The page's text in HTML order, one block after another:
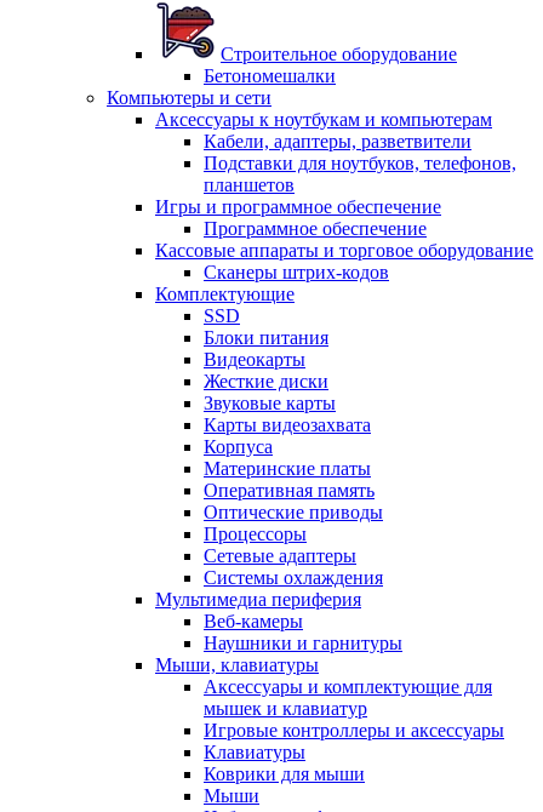
Строительное оборудование
Бетономешалки
Компьютеры и сети
Аксессуары к ноутбукам и компьютерам
Кабели, адаптеры, разветвители
Подставки для ноутбуков, телефонов,
планшетов
Игры и программное обеспечение
Программное обеспечение
Кассовые аппараты и торговое оборудование
Сканеры штрих-кодов
Комплектующие
SSD
Блоки питания
Видеокарты
Жесткие диски
Звуковые карты
Карты видеозахвата
Корпуса
Материнские платы
Оперативная память
Оптические приводы
Процессоры
Сетевые адаптеры
Системы охлаждения
Мультимедиа периферия
Веб-камеры
Наушники и гарнитуры
Мыши, клавиатуры
Аксессуары и комплектующие для
мышек и клавиатур
Игровые контроллеры и аксессуары
Клавиатуры
Коврики для мыши
Мыши